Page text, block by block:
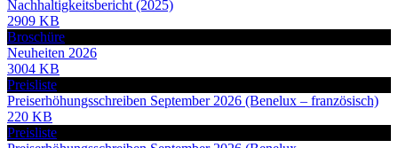
Nachhaltigkeitsbericht (2025)
2909 KB
Broschüre
Neuheiten 2026
3004 KB
Preisliste
Preiserhöhungsschreiben September 2026 (Benelux – französisch)
220 KB
Preisliste